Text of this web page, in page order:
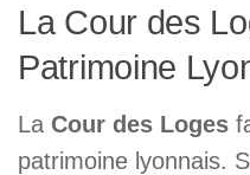
La Cour des
Patrimoine
La Cour des Loges
patrimoine lyonnais.